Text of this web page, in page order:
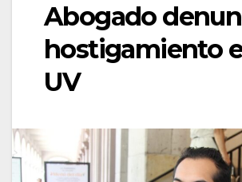
Abogado
hostigamiento
UV